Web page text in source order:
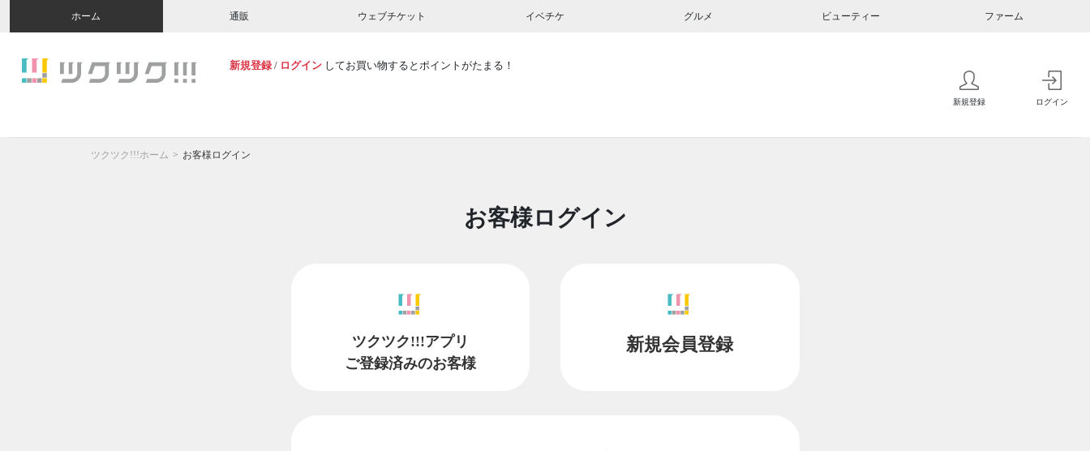
ホーム 通販 ウェブチケット イベチケ グルメ ビューティー ファーム
新規登録 / ログイン してお買い物するとポイントがたまる！
新規登録 ログイン
ツクツク!!!ホーム お客様ログイン
お客様ログイン
ツクツク!!!アプリ
ご登録済みのお客様
新規会員登録